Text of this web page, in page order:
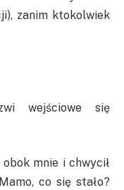
zanim ktokolwiek
wejściowe się
obok mnie i chwycił
co się stało?